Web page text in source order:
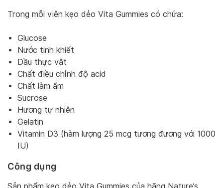
Trong mỗi viên kẹo dẻo Vita Gummies có chứa:
Glucose
Nước tinh khiết
Dầu thực vật
Chất điều chỉnh độ acid
Chất làm ẩm
Sucrose
Hương tự nhiên
Gelatin
Vitamin D3 (hàm lượng 25 mcg tương đương với 1000
IU)
Công dụng